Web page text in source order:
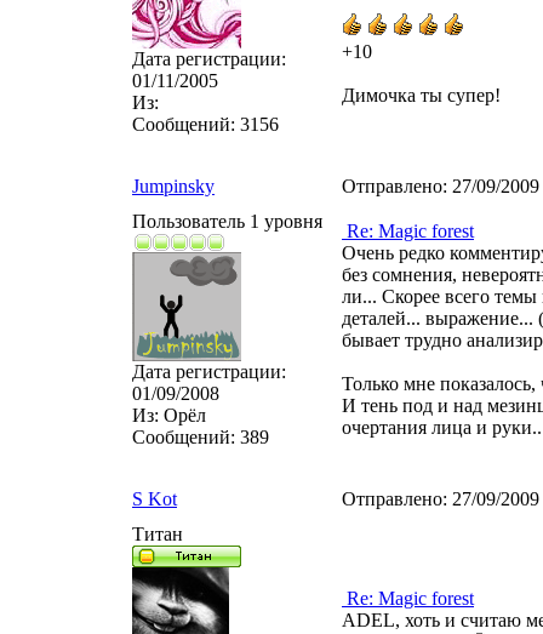
Дата регистрации:
01/11/2005
Из:
Сообщений: 3156
+10
Димочка ты супер!
Jumpinsky Отправлено: 27/09/
Пользователь 1 уровня
Дата регистрации:
01/09/2008
Из: Орёл
Сообщений: 389
Re: Magic forest
Очень редко
без сомнения,
ли... Скорее всего
деталей... выражение...
бывает трудно
Только мне показалось,
И тень под и над
очертания лица и
S Kot Отправлено: 27/09/
Титан
Re: Magic forest
ADEL, хоть и считаю